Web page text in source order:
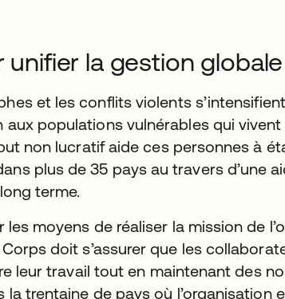
la gestion globale
et les conflits violents
aux populations vulnérables qui
non lucratif aide ces personnes à
plus de 35 pays au travers d’une
terme.
moyens de réaliser la mission de
Corps doit s’assurer que les
leur travail tout en maintenant des
trentaine de pays où l’organisation